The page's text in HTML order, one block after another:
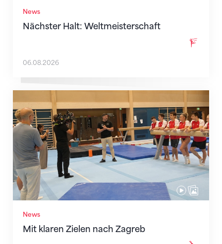
News
Nächster Halt: Weltmeisterschaft
06.08.2026
News
Mit klaren Zielen nach Zagreb
Mit klaren Zielen nach Zagreb